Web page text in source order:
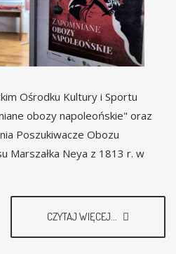
Ośrodku Kultury i Sportu
obozy napoleońskie" oraz
Poszukiwacze Obozu
Marszałka Neya z 1813 r. w
CZYTAJ WIĘCEJ...